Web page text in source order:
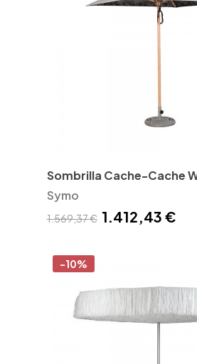
Sombrilla Cache-Cache
Symo
1.569,37 € 1.412,43 €
-10%